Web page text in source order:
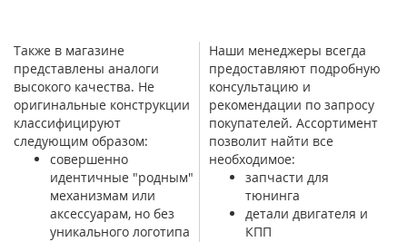
Также в магазине
представлены аналоги
высокого качества. Не
оригинальные конструкции
классифицируют
следующим образом:
совершенно
идентичные "родным"
механизмам или
аксессуарам, но без
уникального логотипа
Наши менеджеры всегда
предоставляют подробную
консультацию и
рекомендации по запросу
покупателей. Ассортимент
позволит найти все
необходимое:
запчасти для
тюнинга
детали двигателя и
КПП